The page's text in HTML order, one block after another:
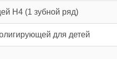
Н4 (1 зубной ряд)
для детей